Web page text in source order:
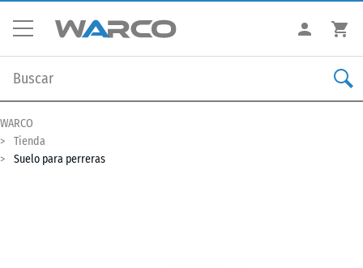
WARCO
Tienda
Suelo para perreras